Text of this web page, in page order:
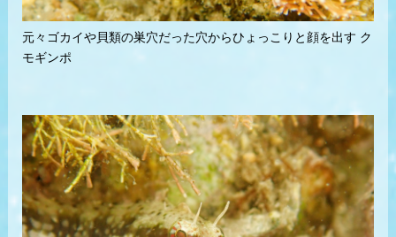
元々ゴカイや貝類の巣穴だった穴からひょっこりと顔を出す ク
モギンポ